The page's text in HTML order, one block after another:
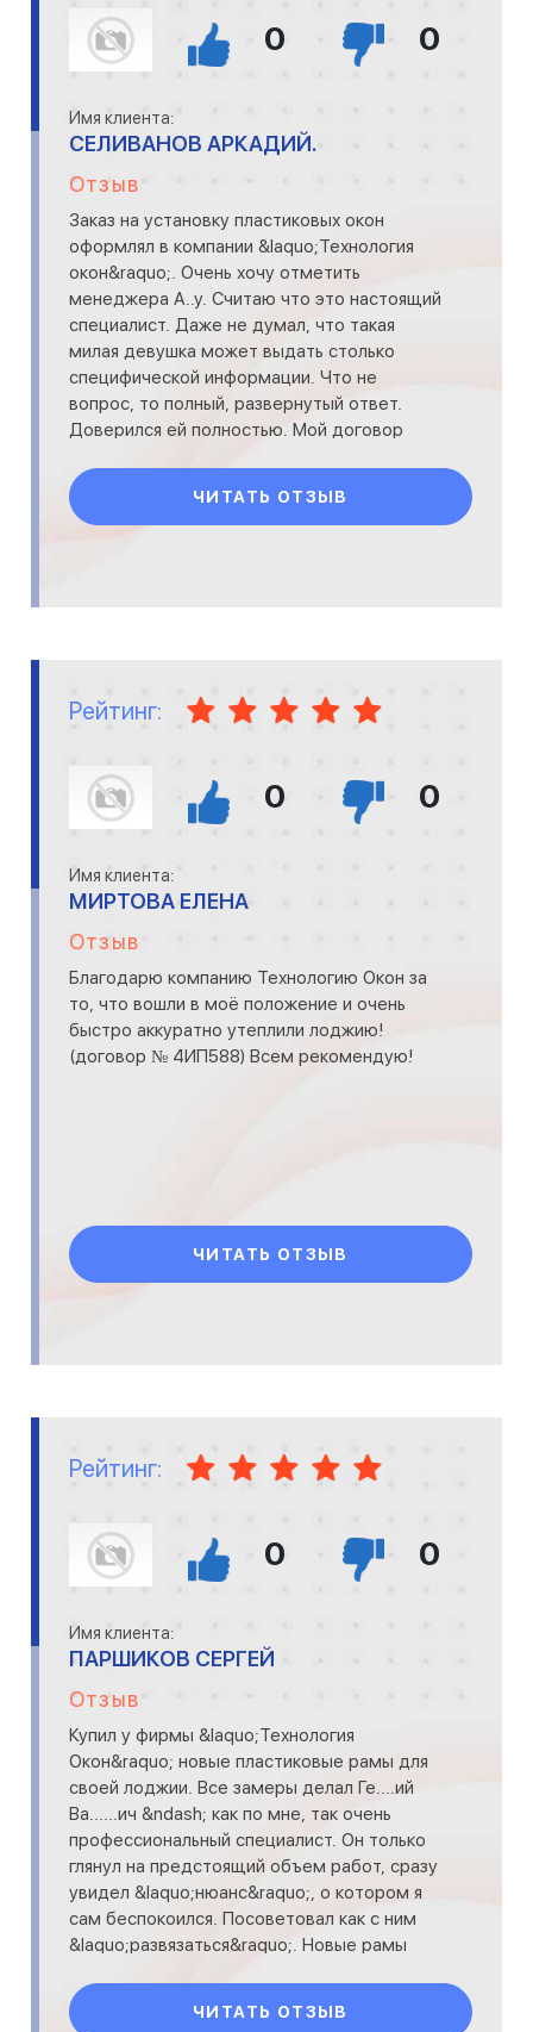
0 0
Имя клиента:
СЕЛИВАНОВ АРКАДИЙ.
Отзыв
Заказ на установку пластиковых окон
оформлял в компании &laquo;Технология
окон&raquo;. Очень хочу отметить
менеджера А..у. Считаю что это настоящий
специалист. Даже не думал, что такая
милая девушка может выдать столько
специфической информации. Что не
вопрос, то полный, развернутый ответ.
Доверился ей полностью. Мой договор
&laquo;пятерочку&raquo;.
ЧИТАТЬ ОТЗЫВ
Рейтинг:
0 0
Имя клиента:
МИРТОВА ЕЛЕНА
Отзыв
Благодарю компанию Технологию Окон за
то, что вошли в моё положение и очень
быстро аккуратно утеплили лоджию!
(договор № 4ИП588) Всем рекомендую!
ЧИТАТЬ ОТЗЫВ
Рейтинг:
0 0
Имя клиента:
ПАРШИКОВ СЕРГЕЙ
Отзыв
Купил у фирмы &laquo;Технология
Окон&raquo; новые пластиковые рамы для
своей лоджии. Все замеры делал Ге....ий
Ва......ич &ndash; как по мне, так очень
профессиональный специалист. Он только
глянул на предстоящий объем работ, сразу
увидел &laquo;нюанс&raquo;, о котором я
сам беспокоился. Посоветовал как с ним
&laquo;развязаться&raquo;. Новые рамы
ЧИТАТЬ ОТЗЫВ